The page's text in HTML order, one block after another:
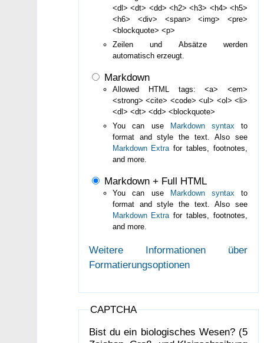
<dl> <dt> <dd> <h2> <h3> <h4> <h5>
<h6> <div> <span> <img> <pre>
<blockquote> <p>
Zeilen und Absätze werden
automatisch erzeugt.
Markdown
Allowed HTML tags: <a> <em>
<strong> <cite> <code> <ul> <ol> <li>
<dl> <dt> <dd> <blockquote>
You can use
Markdown syntax to
format and style the text. Also see
Markdown Extrafor tables, footnotes,
and more.
Markdown + Full HTML
You can use Markdown syntax to
format and style the text. Also see
Markdown Extrafor tables, footnotes,
and more.
Weitere Informationen über
Formatierungsoptionen
CAPTCHA
Bist du ein biologisches Wesen? (5